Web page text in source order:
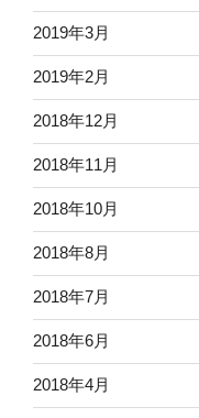
2019年3月
2019年2月
2018年12月
2018年11月
2018年10月
2018年8月
2018年7月
2018年6月
2018年4月